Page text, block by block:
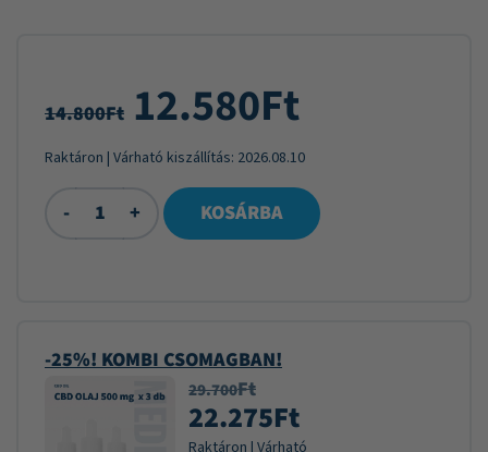
14.800Ft 12.580Ft
Raktáron | Várható kiszállítás: 2026.08.10
- + KOSÁRBA
-25%! KOMBI CSOMAGBAN!
29.700Ft
22.275Ft
Raktáron | Várható